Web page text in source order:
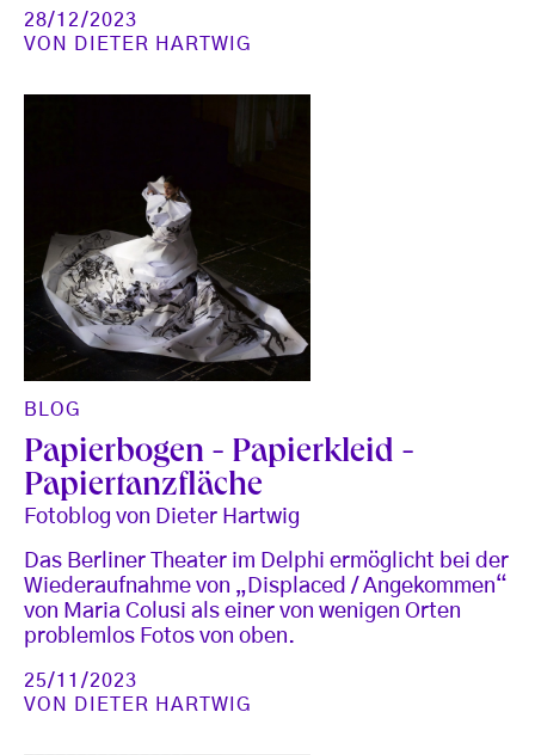
28/12/2023
VON
DIETER HARTWIG
BLOG
Papierbogen - Papierkleid -
Papiertanzfläche
Fotoblog von Dieter Hartwig
Das Berliner Theater im Delphi ermöglicht bei der
Wiederaufnahme von „Displaced / Angekommen“
von Maria Colusi als einer von wenigen Orten
problemlos Fotos von oben.
25/11/2023
VON
DIETER HARTWIG